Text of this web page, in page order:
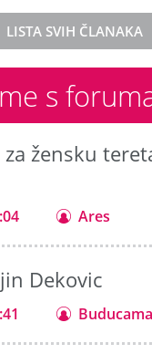
LISTA SVIH ČLANAKA
s
žensku
Ares
Dekovic